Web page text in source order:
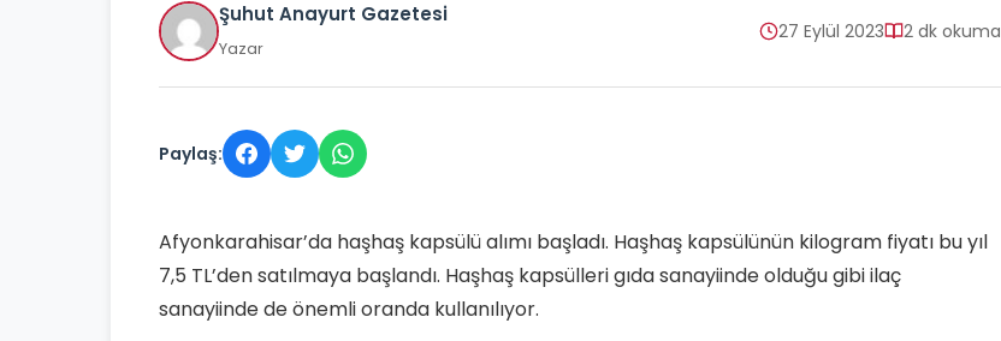
Şuhut Anayurt Gazetesi
Yazar
27 Eylül 2023 2 dk okuma
Paylaş:
Afyonkarahisar’da haşhaş kapsülü alımı başladı. Haşhaş kapsülünün kilogram fiyatı bu yıl
7,5 TL’den satılmaya başlandı. Haşhaş kapsülleri gıda sanayiinde olduğu gibi ilaç
sanayiinde de önemli oranda kullanılıyor.